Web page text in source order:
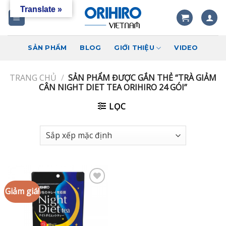
SẢN PHẨM BLOG GIỚI THIỆU VIDEO
TRANG CHỦ / SẢN PHẨM ĐƯỢC GẮN THẺ “TRÀ GIẢM
CÂN NIGHT DIET TEA ORIHIRO 24 GÓI”
LỌC
Giảm giá!
Add to
wishlist
Translate »